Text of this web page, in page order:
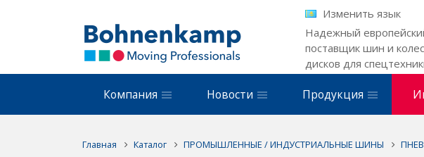
Изменить язык
Надежный
поставщик шин и
дисков для
Компания Новости Продукция
Главная Каталог ПРОМЫШЛЕННЫЕ / ИНДУСТРИАЛЬНЫЕ ШИНЫ